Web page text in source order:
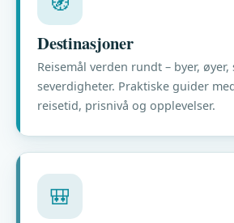
Destinasjoner
Reisemål verden rundt – byer,
severdigheter. Praktiske guider
reisetid, prisnivå og opplevelser.
🎒